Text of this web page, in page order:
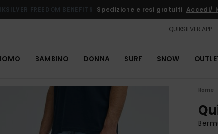
FREEDOM BENEFITS Spedizione e resi gratuiti Accedi/
QUIKSILVER APP
BAMBINO DONNA SURF SNOW
Home